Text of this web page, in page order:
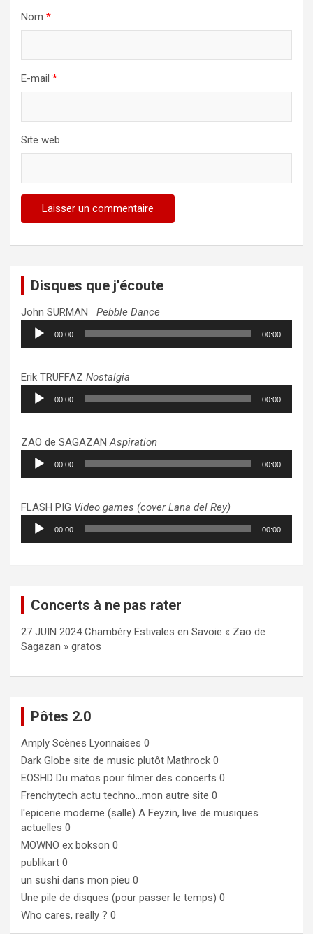
Nom *
E-mail *
Site web
Disques que j’écoute
John SURMAN Pebble Dance
Lecteur
audio
00:00 00:00
Erik TRUFFAZ Nostalgia
Lecteur
audio
00:00 00:00
ZAO de SAGAZANAspiration
Lecteur
audio
00:00 00:00
FLASH PIG Video games (cover Lana del Rey)
Lecteur
audio
00:00 00:00
Concerts à ne pas rater
27 JUIN 2024 Chambéry Estivales en Savoie « Zao de
Sagazan » gratos
Pôtes 2.0
Amply Scènes Lyonnaises 0
Dark Globe site de music plutôt Mathrock 0
EOSHD Du matos pour filmer des concerts 0
Frenchytech actu techno…mon autre site 0
l'epicerie moderne (salle) A Feyzin, live de musiques
actuelles 0
MOWNO ex bokson 0
publikart 0
un sushi dans mon pieu 0
Une pile de disques (pour passer le temps) 0
Who cares, really ? 0